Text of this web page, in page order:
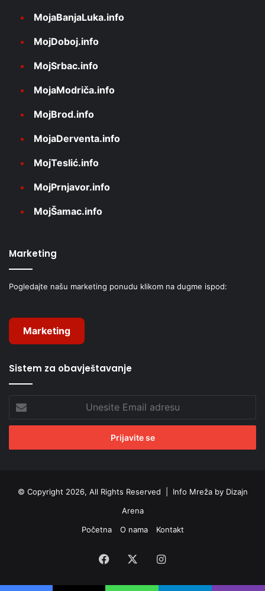
MojaBanjaLuka.info
MojDoboj.info
MojSrbac.info
MojaModriča.info
MojBrod.info
MojaDerventa.info
MojTeslić.info
MojPrnjavor.info
MojŠamac.info
Marketing
Pogledajte našu marketing ponudu klikom na dugme ispod:
Marketing
Sistem za obavještavanje
Email
adresu
© Copyright 2026, All Rights Reserved | Info Mreža by Dizajn
Arena
Početna
O nama Kontakt
Facebook Instagram